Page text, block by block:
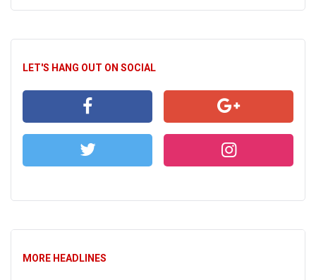
LET'S HANG OUT ON SOCIAL
MORE HEADLINES